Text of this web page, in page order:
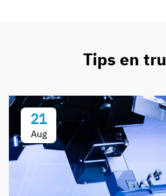
Tips en
21
Aug